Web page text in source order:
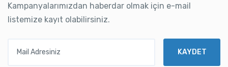
Kampanyalarımızdan haberdar olmak için e-mail
listemize kayıt olabilirsiniz.
KAYDET